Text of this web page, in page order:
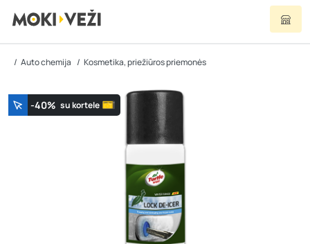
Auto chemija Kosmetika, priežiūros priemonės
-40% su kortele